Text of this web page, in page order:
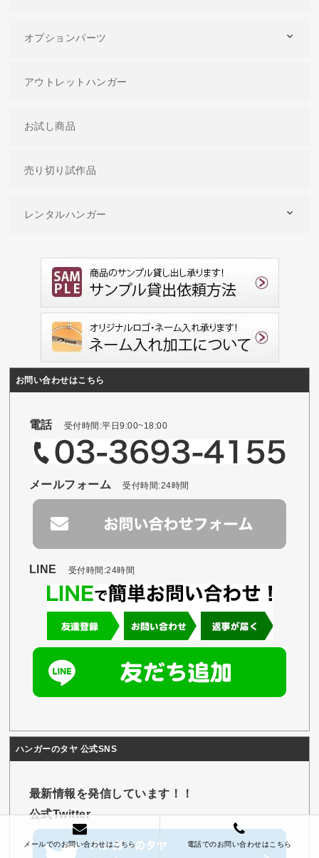
メールでのお問い合わせはこちら 電話でのお問い合わせはこちら
オプションパーツ
アウトレットハンガー
お試し商品
売り切り試作品
レンタルハンガー
お問い合わせはこちら
電話 受付時間:平日9:00~18:00
メールフォーム 受付時間:24時間
LINE 受付時間:24時間
ハンガーのタヤ 公式SNS
最新情報を発信しています！！
公式Twitter